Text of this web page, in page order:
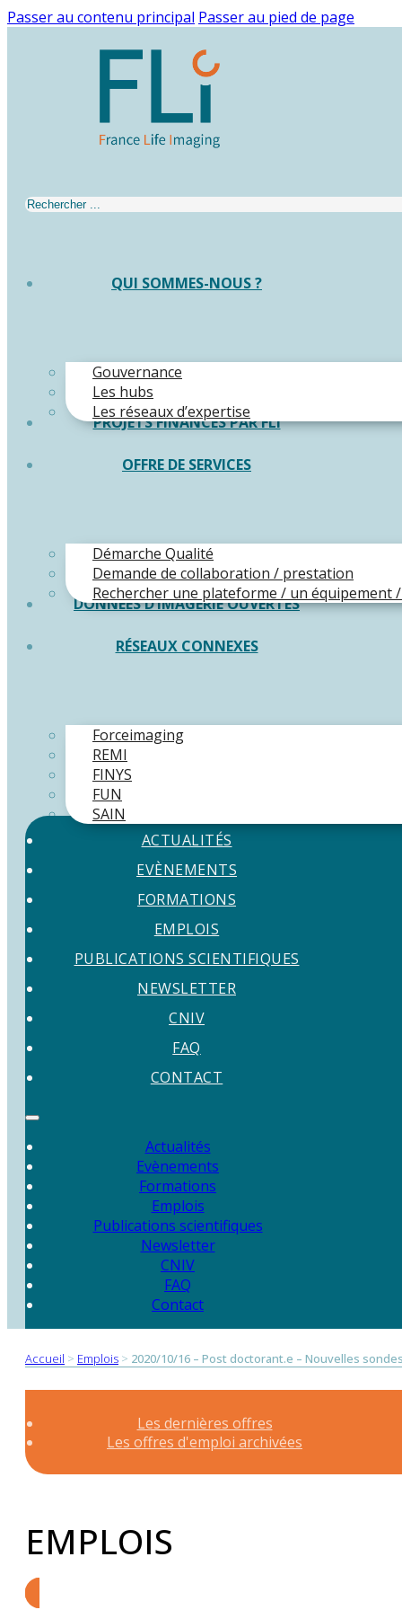
Passer au contenu principal Passer au pied de page
Rechercher
QUI SOMMES-NOUS ?
Gouvernance
Les hubs
Les réseaux d’expertise
PROJETS FINANCÉS PAR FLI
OFFRE DE SERVICES
Démarche Qualité
Demande de collaboration / prestation
Rechercher une plateforme / un équipement
DONNÉES D’IMAGERIE OUVERTES
RÉSEAUX CONNEXES
Forceimaging
REMI
FINYS
FUN
SAIN
ACTUALITÉS
EVÈNEMENTS
FORMATIONS
EMPLOIS
PUBLICATIONS SCIENTIFIQUES
NEWSLETTER
CNIV
FAQ
CONTACT
Actualités
Evènements
Formations
Emplois
Publications scientifiques
Newsletter
CNIV
FAQ
Contact
Accueil > Emplois > 2020/10/16 – Post doctorant.e – Nouvelles
Les dernières offres
Les offres d'emploi archivées
EMPLOIS